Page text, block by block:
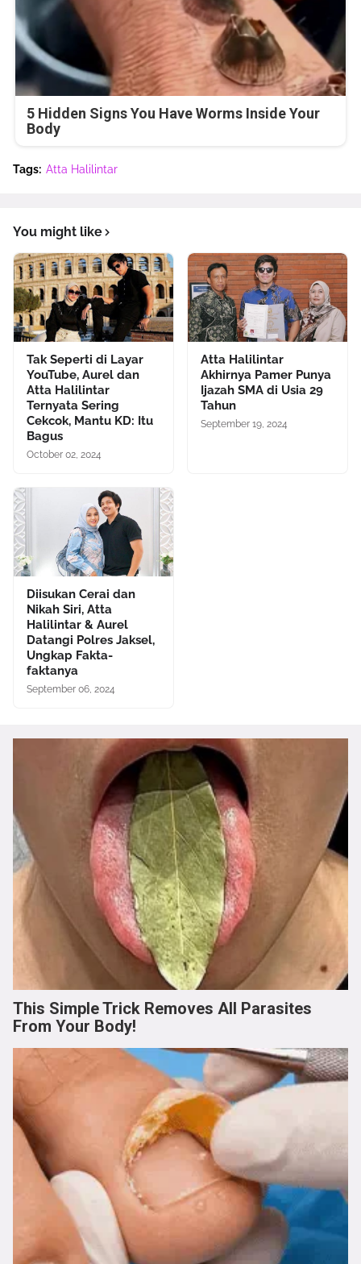
5 Hidden Signs You Have Worms Inside Your
Body
Tags: Atta Halilintar
You might like
Tak Seperti di Layar
YouTube, Aurel dan
Atta Halilintar
Ternyata Sering
Cekcok, Mantu KD: Itu
Bagus
October 02, 2024
Atta Halilintar
Akhirnya Pamer Punya
Ijazah SMA di Usia 29
Tahun
September 19, 2024
Diisukan Cerai dan
Nikah Siri, Atta
Halilintar & Aurel
Datangi Polres Jaksel,
Ungkap Fakta-
faktanya
September 06, 2024
This Simple Trick Removes All Parasites
From Your Body!